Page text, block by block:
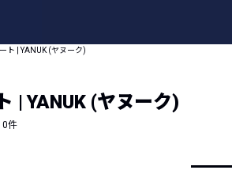
ら探す
ム
すめアイテム
コーディネート
ト | YANUK (ヤヌーク)
| YANUK (ヤヌーク)
0件